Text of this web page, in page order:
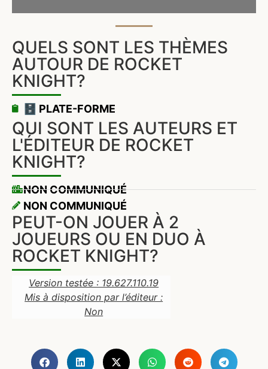
QUELS SONT LES THÈMES
AUTOUR DE ROCKET
KNIGHT?
🗄️ PLATE-FORME
QUI SONT LES AUTEURS ET
L'ÉDITEUR DE ROCKET
KNIGHT?
NON COMMUNIQUÉ
NON COMMUNIQUÉ
PEUT-ON JOUER À 2
JOUEURS OU EN DUO À
ROCKET KNIGHT?
Version testée : 19.627.110.19
Mis à disposition par l’éditeur :
Non